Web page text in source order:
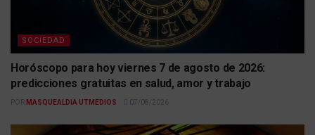
SOCIEDAD
Horóscopo para hoy viernes 7 de agosto de 2026:
predicciones gratuitas en salud, amor y trabajo
POR MASQUEALDIA UTMEDIOS 07/08/2026